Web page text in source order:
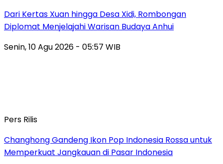
Dari Kertas Xuan hingga Desa Xidi, Rombongan
Diplomat Menjelajahi Warisan Budaya Anhui
Senin, 10 Agu 2026 - 05:57 WIB
Pers Rilis
Changhong Gandeng Ikon Pop Indonesia Rossa untuk
Memperkuat Jangkauan di Pasar Indonesia